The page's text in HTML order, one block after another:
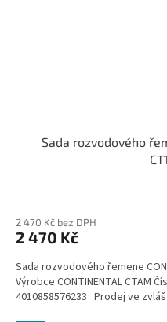
Sada rozvodového
2 470 Kč bez DPH
2 470 Kč
Sada rozvodového řemene
Výrobce CONTINENTAL CTAM
4010858576233 Prodej ve